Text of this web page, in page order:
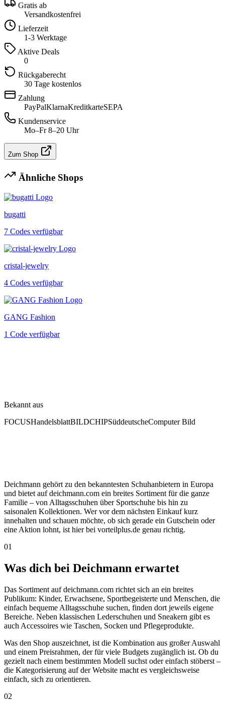
Gratis ab
Versandkostenfrei
Lieferzeit
1-3 Werktage
Aktive Deals
0
Rückgaberecht
30 Tage kostenlos
Zahlung
PayPalKlarnaKreditkarteSEPA
Kundenservice
Mo–Fr 8–20 Uhr
Zum Shop
Ähnliche Shops
bugatti
7 Codes verfügbar
cristal-jewelry
4 Codes verfügbar
GANG Fashion
1 Code verfügbar
Bekannt aus
FOCUSHandelsblattBILDCHIPSüddeutscheComputer Bild
Deichmann gehört zu den bekanntesten Schuhanbietern in Europa
und bietet auf deichmann.com ein breites Sortiment für die ganze
Familie – von Alltagsschuhen über Sportschuhe bis hin zu
saisonalen Kollektionen. Wer vor dem nächsten Einkauf kurz
innehalten und schauen möchte, ob sich gerade ein Gutschein oder
eine Aktion lohnt, ist hier bei vorteilplus.de genau richtig.
01
Was dich bei Deichmann erwartet
Das Sortiment auf deichmann.com richtet sich an ein breites
Publikum: Kinder, Erwachsene, Sportbegeisterte und Menschen, die
einfach bequeme Alltagsschuhe suchen, finden dort jeweils eigene
Bereiche. Neben klassischen Lederschuhen und Sneakern gibt es
auch Accessoires wie Taschen, Socken und Pflegeprodukte.
Was den Shop auszeichnet, ist die Kombination aus großer Auswahl
und einem Preisrahmen, der für viele Budgets zugänglich ist. Ob du
gezielt nach einem bestimmten Modell suchst oder einfach stöberst –
die Kategorisierung auf der Website macht es vergleichsweise
einfach, sich zu orientieren.
02